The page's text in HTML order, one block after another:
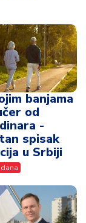
banjama
od
-
spisak
u Srbiji